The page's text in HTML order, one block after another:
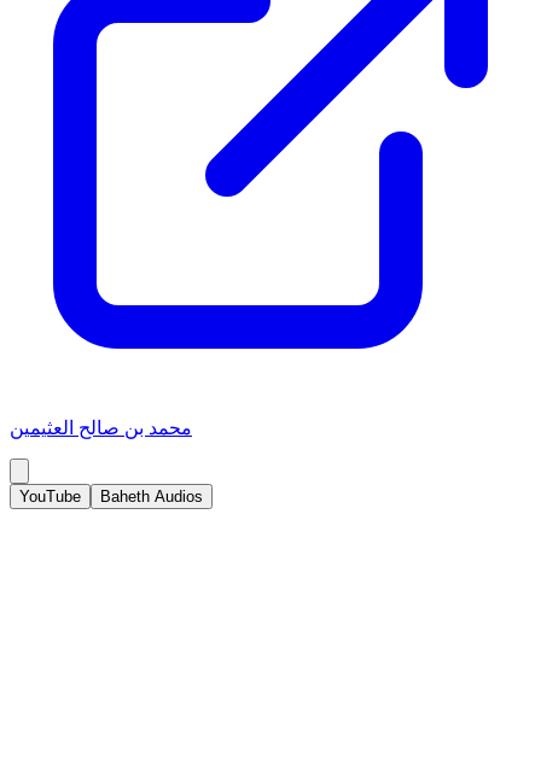
محمد بن صالح العثيمين
YouTube Baheth Audios